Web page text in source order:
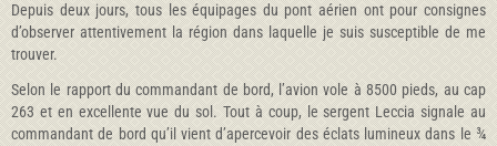
Depuis deux jours, tous les équipages du pont aérien ont pour consignes
d’observer attentivement la région dans laquelle je suis susceptible de me
trouver.
Selon le rapport du commandant de bord, l’avion vole à 8500 pieds, au cap
263 et en excellente vue du sol. Tout à coup, le sergent Leccia signale au
commandant de bord qu’il vient d’apercevoir des éclats lumineux dans le ¾